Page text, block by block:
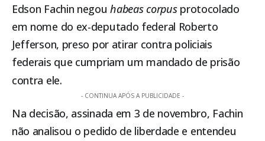
Edson Fachin negouhabeas corpusprotocolado
em nome do ex-deputado federal Roberto
Jefferson, preso por atirar contra policiais
federais que cumpriam um mandado de prisão
contra ele.
- CONTINUA APÓS A PUBLICIDADE -
Na decisão, assinada em 3 de novembro, Fachin
não analisou o pedido de liberdade e entendeu